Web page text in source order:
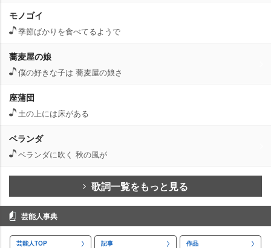
モノゴイ
季節ばかりを食べてるようで
蕎麦屋の娘
僕の好きな子は 蕎麦屋の娘さ
座蒲団
土の上には床がある
ベランダ
ベランダに吹く 秋の風が
歌詞一覧をもっと見る
芸能人事典
芸能人TOP 記事 作品